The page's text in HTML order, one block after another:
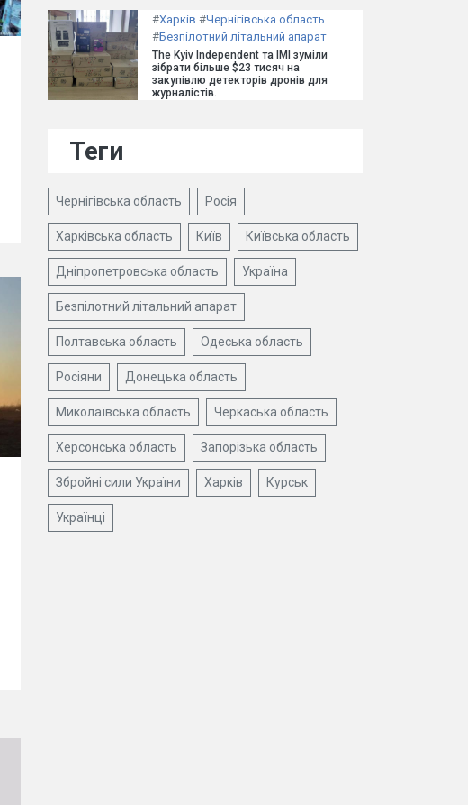
#Харків #Чернігівська область
#Безпілотний літальний апарат
The Kyiv Independent та ІМІ зуміли
зібрати більше $23 тисяч на
закупівлю детекторів дронів для
журналістів.
Теги
Чернігівська область Росія
Харківська область Київ Київська область
Дніпропетровська область Україна
Безпілотний літальний апарат
Полтавська область Одеська область
Росіяни Донецька область
Миколаївська область Черкаська область
Херсонська область Запорізька область
Збройні сили України Харків Курськ
Українці